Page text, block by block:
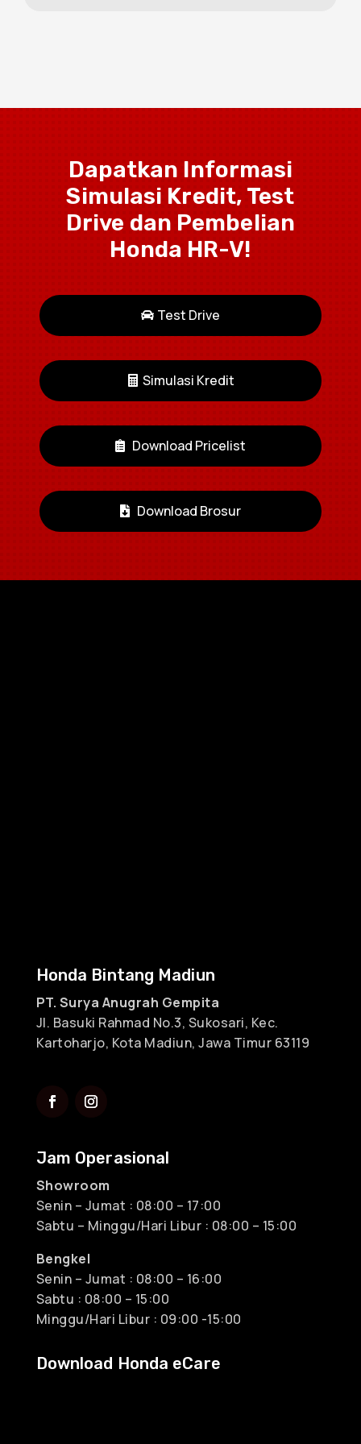
Smart Entry System
bersama Anda, kunci pintu mobil akan
terbuka saat tangan Anda berada di Door
Dapatkan Informasi
Simulasi Kredit, Test
Drive dan Pembelian
Honda HR-V!
Test Drive
Simulasi Kredit
Download Pricelist
Download Brosur
Honda Bintang Madiun
PT. Surya Anugrah Gempita
Jl. Basuki Rahmad No.3, Sukosari, Kec.
Kartoharjo, Kota Madiun, Jawa Timur 63119
Jam Operasional
Showroom
Senin – Jumat : 08:00 – 17:00
Sabtu – Minggu/Hari Libur : 08:00 – 15:00
Bengkel
Senin – Jumat : 08:00 – 16:00
Sabtu : 08:00 – 15:00
Minggu/Hari Libur : 09:00 -15:00
Download Honda eCare